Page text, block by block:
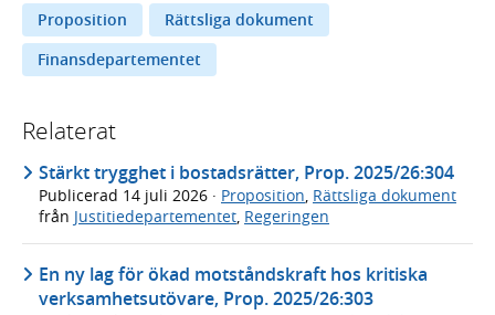
Proposition
Rättsliga dokument
Finansdepartementet
Relaterat
Stärkt trygghet i bostadsrätter, Prop. 2025/26:304
Publicerad 14 juli 2026 · Proposition, Rättsliga dokument
från Justitiedepartementet, Regeringen
En ny lag för ökad motståndskraft hos kritiska
verksamhetsutövare, Prop. 2025/26:303